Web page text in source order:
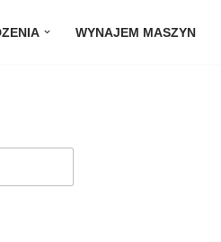
WYNAJEM MASZYN